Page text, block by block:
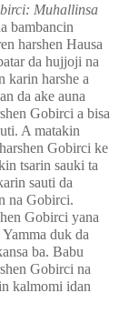
Muhallinsa
bambancin
harshen Hausa
da hujjoji na
karin harshe a
da ake auna
Gobirci a bisa
A matakin
Gobirci ke
tsarin sauki ta
sauti da
na Gobirci.
Gobirci yana
duk da
ba. Babu
Gobirci na
kalmomi idan